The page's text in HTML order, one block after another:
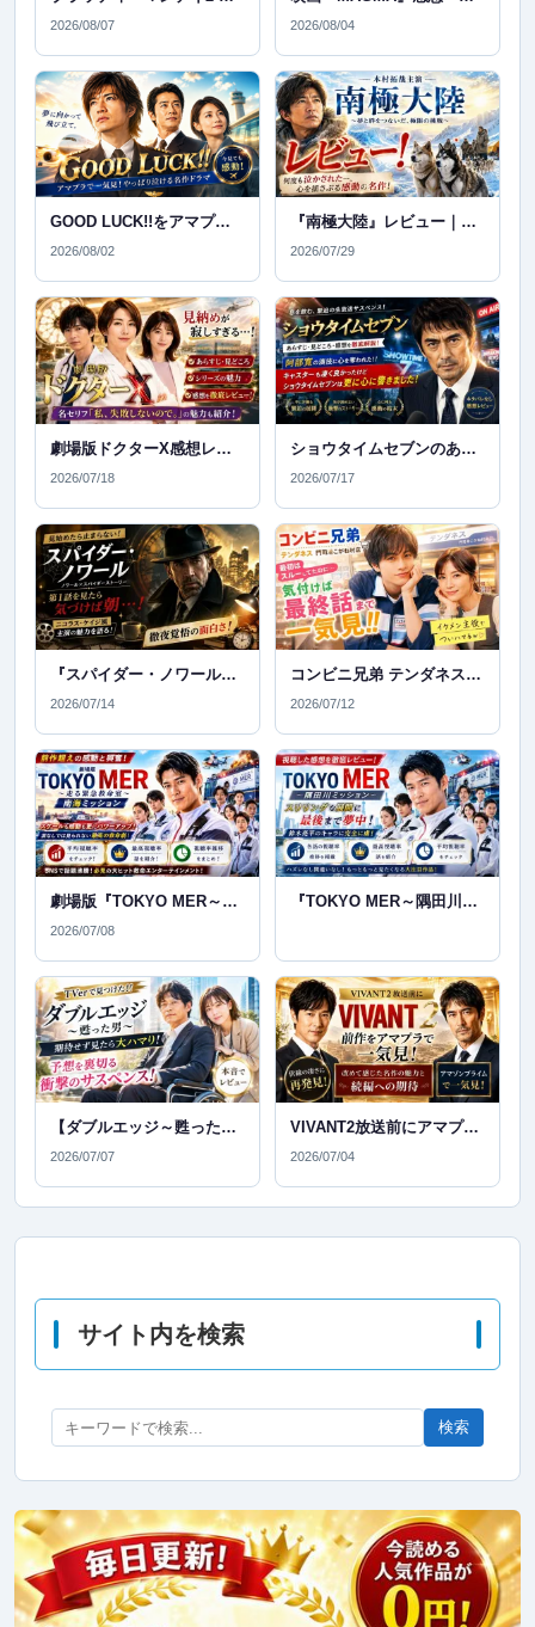
2026/08/07 2026/08/04
GOOD LUCK!!をアマプラで一気見！今見ても泣ける名作ドラマをレビュー＆感想
2026/08/02
『南極大陸』レビュー｜何回泣かされたか分からない…今こそ見たい感動の名作
2026/07/29
劇場版ドクターX感想レビュー！見納めが寂しい…あらすじ・見どころ・シリーズの魅力を徹底紹介
2026/07/18
ショウタイムセブンのあらすじ・ネタバレなし感想｜阿部寛の圧巻の演技に心震えた！
2026/07/17
『スパイダー・ノワール』が面白すぎて徹夜！ニコラス・ケイジ主演ドラマを見始めたら止まらなかった感想
2026/07/14
コンビニ兄弟 テンダネス門司港こがね村店は面白い？実際に見た感想をネタバレなしで紹介！
2026/07/12
劇場版『TOKYO MER～走る緊急救命室～南海ミッション』感想｜これはもう涙腺崩壊レベルのスケールアップ！
2026/07/08
『TOKYO MER～隅田川ミッション～』を見た感想！やっぱり鈴木亮平は期待を裏切らない！
【ダブルエッジ～甦った男～感想】期待せず見たら大ハマり！TVerで見つけた注目サスペンスを本音レビュー
2026/07/07
VIVANT2放送前にアマプラで一気見！前作を見返して気づいた魅力と続編への期待
2026/07/04
サイト内を検索
検索